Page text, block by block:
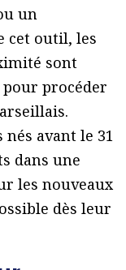
un
cet outil, les
sont
procéder
nés avant le 31
dans une
les nouveaux
dès leur